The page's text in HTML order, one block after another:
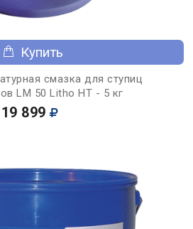
Купить
смазка для ступиц
LM 50 Litho HT - 5 кг
19 899